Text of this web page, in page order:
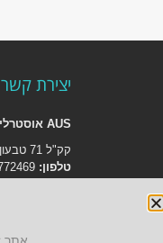
יצירת קשר
AUS אוסטרליץ אדריכלות
קק"ל 71 טבעון
טלפון: